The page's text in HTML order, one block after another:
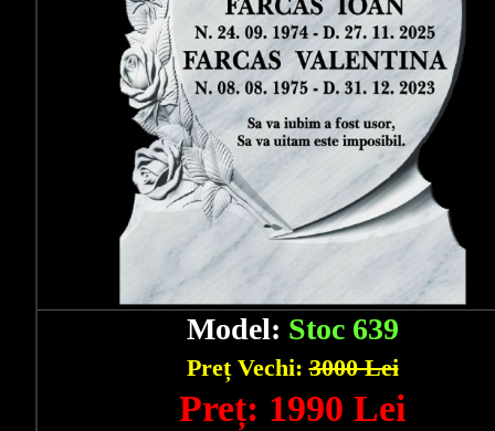
Model: Stoc 639
Preț Vechi:3000 Lei
Preț: 1990 Lei